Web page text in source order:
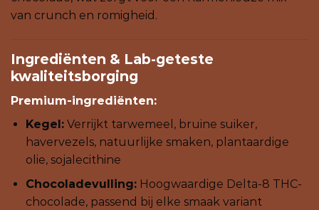
van crunch en romigheid.
Ingrediënten & Lab-geteste
kwaliteitsborging
Premium-ingrediënten:
Kegel:Verrijkt tarwemeel, bruine suiker,
havervezels, natuurlijke smaken, plantaardige
olie, sojalecithine
Chocoladevulling:Hoogwaardige Delta-8 THC-
chocolade, passend bij elke smaak variant